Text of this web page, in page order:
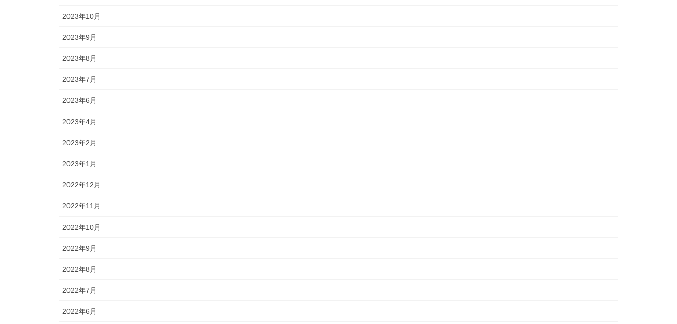
2023年10月
2023年9月
2023年8月
2023年7月
2023年6月
2023年4月
2023年2月
2023年1月
2022年12月
2022年11月
2022年10月
2022年9月
2022年8月
2022年7月
2022年6月